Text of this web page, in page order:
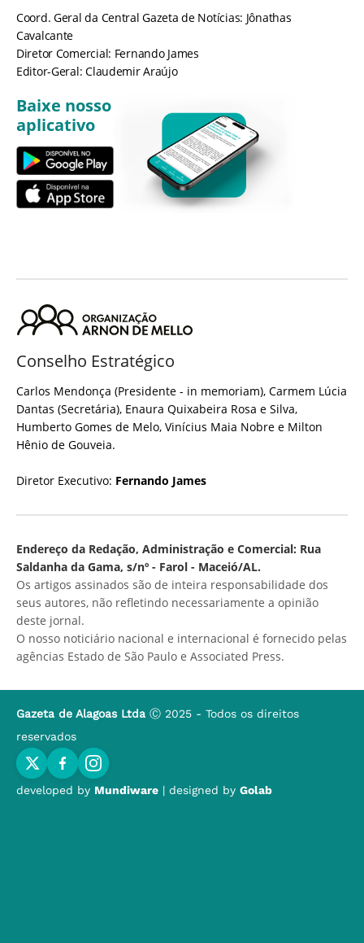
Coord. Geral da Central Gazeta de Notícias: Jônathas
Cavalcante
Diretor Comercial: Fernando James
Editor-Geral: Claudemir Araújo
Baixe nosso
aplicativo
Conselho Estratégico
Carlos Mendonça (Presidente - in memoriam), Carmem Lúcia
Dantas (Secretária), Enaura Quixabeira Rosa e Silva,
Humberto Gomes de Melo, Vinícius Maia Nobre e Milton
Hênio de Gouveia.
Diretor Executivo: Fernando James
Endereço da Redação, Administração e Comercial: Rua
Saldanha da Gama, s/nº - Farol - Maceió/AL.
Os artigos assinados são de inteira responsabilidade dos
seus autores, não refletindo necessariamente a opinião
deste jornal.
O nosso noticiário nacional e internacional é fornecido pelas
agências Estado de São Paulo e Associated Press.
Gazeta de Alagoas Ltda Ⓒ 2025 - Todos os direitos
reservados
developed by Mundiware | designed by Golab